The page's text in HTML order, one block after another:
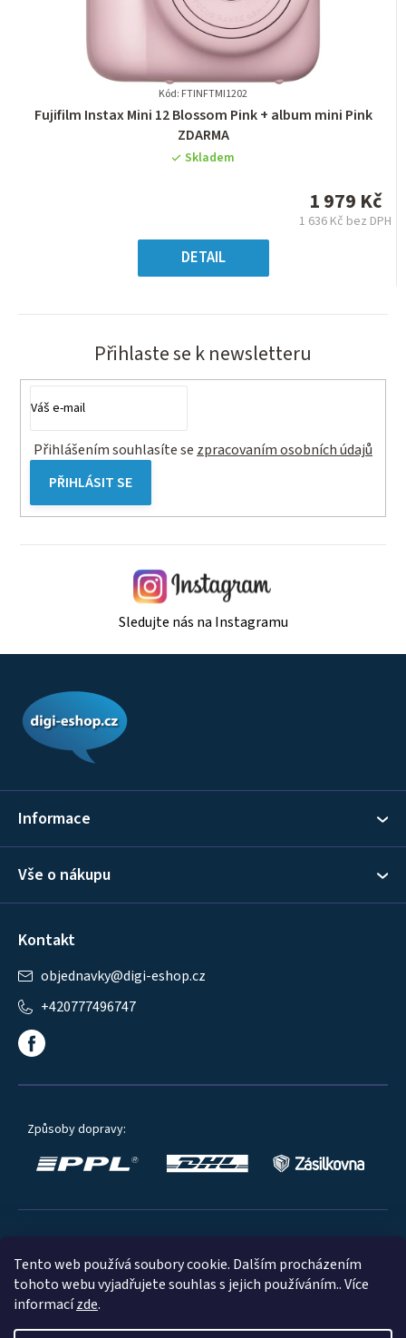
Tento web používá soubory cookie. Dalším procházením
tohoto webu vyjadřujete souhlas s jejich používáním.. Více
informacízde.
Kód: FTINFTMI1202
Průměrné
hodnocení
produktu
hvězdiček.
Fujifilm Instax Mini 12 Blossom Pink + album mini Pink
ZDARMA
Skladem
1 979 Kč
1 636 Kč bez DPH
DETAIL
Přihlaste se k newsletteru
Přihlášením souhlasíte se zpracovaním osobních údajů
PŘIHLÁSIT SE
Sledujte nás na Instagramu
Informace
Vše o nákupu
Kontakt
objednavky@digi-eshop.cz
+420777496747
Způsoby dopravy: